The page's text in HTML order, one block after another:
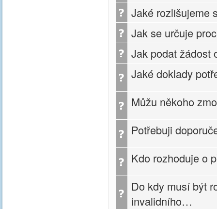
Jaké rozlišujeme
Jak se určuje
Jak podat žádost
Jaké doklady
Můžu někoho
Potřebuji
Kdo rozhoduje o
Do kdy musí být
invalidního…